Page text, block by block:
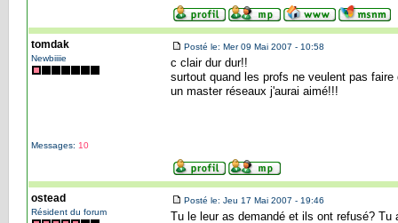
tomdak
Newbiiiie
Messages: 10
Posté le: Mer 09 Mai 2007 - 10:58
c clair dur dur!!
surtout quand les profs ne veulent pas
un master réseaux j'aurai aimé!!!
ostead
Résident du forum
Posté le: Jeu 17 Mai 2007 - 19:46
Tu le leur as demandé et ils ont refusé?